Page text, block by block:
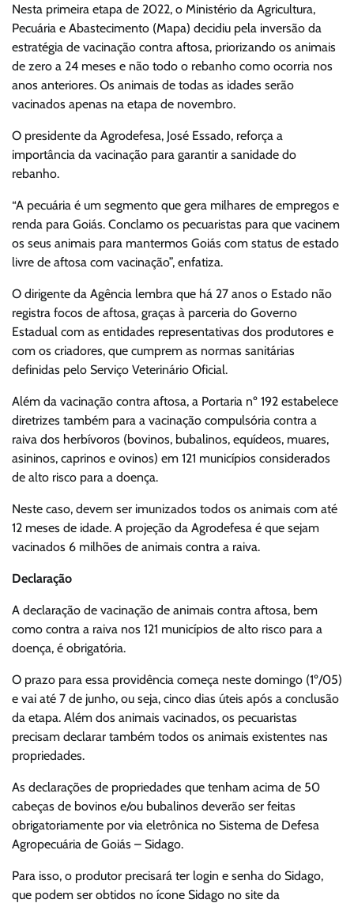
Nesta primeira etapa de 2022, o Ministério da Agricultura,
Pecuária e Abastecimento (Mapa) decidiu pela inversão da
estratégia de vacinação contra aftosa, priorizando os animais
de zero a 24 meses e não todo o rebanho como ocorria nos
anos anteriores. Os animais de todas as idades serão
vacinados apenas na etapa de novembro.
O presidente da Agrodefesa, José Essado, reforça a
importância da vacinação para garantir a sanidade do
rebanho.
“A pecuária é um segmento que gera milhares de empregos e
renda para Goiás. Conclamo os pecuaristas para que vacinem
os seus animais para mantermos Goiás com status de estado
livre de aftosa com vacinação”, enfatiza.
O dirigente da Agência lembra que há 27 anos o Estado não
registra focos de aftosa, graças à parceria do Governo
Estadual com as entidades representativas dos produtores e
com os criadores, que cumprem as normas sanitárias
definidas pelo Serviço Veterinário Oficial.
Além da vacinação contra aftosa, a Portaria nº 192 estabelece
diretrizes também para a vacinação compulsória contra a
raiva dos herbívoros (bovinos, bubalinos, equídeos, muares,
asininos, caprinos e ovinos) em 121 municípios considerados
de alto risco para a doença.
Neste caso, devem ser imunizados todos os animais com até
12 meses de idade. A projeção da Agrodefesa é que sejam
vacinados 6 milhões de animais contra a raiva.
Declaração
A declaração de vacinação de animais contra aftosa, bem
como contra a raiva nos 121 municípios de alto risco para a
doença, é obrigatória.
O prazo para essa providência começa neste domingo (1º/05)
e vai até 7 de junho, ou seja, cinco dias úteis após a conclusão
da etapa. Além dos animais vacinados, os pecuaristas
precisam declarar também todos os animais existentes nas
propriedades.
As declarações de propriedades que tenham acima de 50
cabeças de bovinos e/ou bubalinos deverão ser feitas
obrigatoriamente por via eletrônica no Sistema de Defesa
Agropecuária de Goiás – Sidago.
Para isso, o produtor precisará ter login e senha do Sidago,
que podem ser obtidos no ícone Sidago no site da